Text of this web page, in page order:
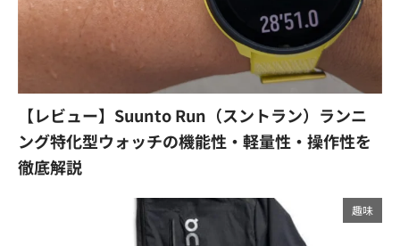
【レビュー】Suunto Run（スントラン）ランニ
ング特化型ウォッチの機能性・軽量性・操作性を
徹底解説
趣味